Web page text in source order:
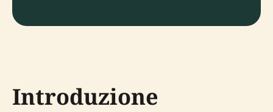
Introduzione